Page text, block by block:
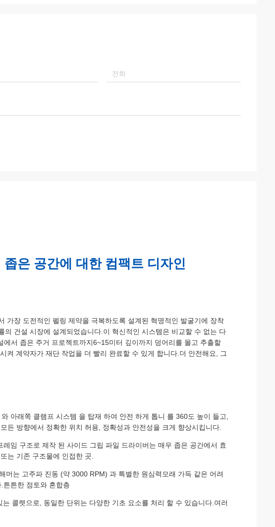
은 공간에 대한 컴팩트 디자인
가장 도전적인 펠링 제약을 극복하도록 설계된 혁명적인 발굴기에 장착
건설 시장에 설계되었습니다.이 혁신적인 시스템은 비교할 수 없는 다
서 좁은 주거 프로젝트까지6~15미터 깊이까지 덩어리를 몰고 추출할
켜 계약자가 재단 작업을 더 빨리 완료할 수 있게 합니다.더 안전해요, 그
아래쪽 클램프 시스템 을 탑재 하여 안전 하게 톱니 를 360도 높이 들고,
든 방향에서 정확한 위치 허용, 정확성과 안전성을 크게 향상시킵니다.
레임 구조로 제작 된 사이드 그립 파일 드라이버는 매우 좁은 공간에서 효
는 기존 구조물에 인접한 곳.
머는 고주파 진동 (약 3000 RPM) 과 특별한 원심력모래 가득 같은 어려
튼튼한 점토와 혼합층
콜렛으로, 동일한 단위는 다양한 기초 요소를 처리 할 수 있습니다.여러